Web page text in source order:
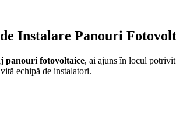
Instalare Panouri
panouri fotovoltaice, ai ajuns în locul
echipă de instalatori.